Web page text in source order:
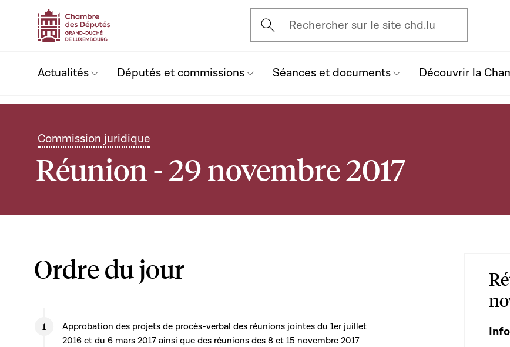
Ouvrir l'écran de recherche
Rechercher sur le site chd.lu
Actualités Députés et commissions Séances et documents Découvrir la
Commission juridique
Réunion - 29 novembre 2017
Ordre du jour
Approbation des projets de procès-verbal des réunions jointes du 1er juillet
2016 et du 6 mars 2017 ainsi que des réunions des 8 et 15 novembre 2017